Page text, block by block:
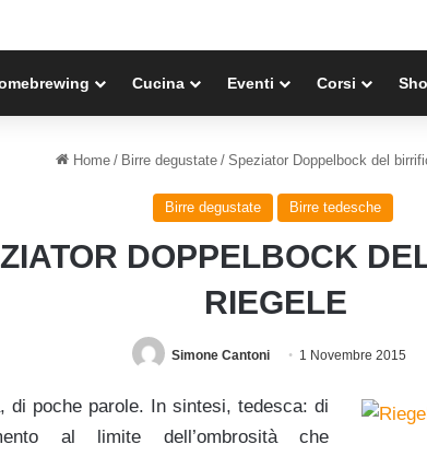
Cucina Eventi Corsi
Home / Birre degustate / Speziator Doppelbock del
Birre degustate Birre tedesche
DOPPELBOCK
RIEGELE
Simone Cantoni 1 Novembre 2015
di poche parole. In sintesi, tedesca: di
al limite dell’ombrosità che